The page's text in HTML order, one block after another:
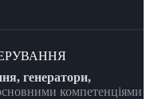
генератори,
компетенціями